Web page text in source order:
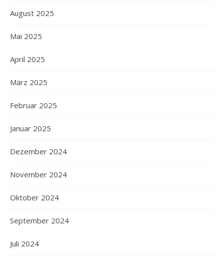
August 2025
Mai 2025
April 2025
März 2025
Februar 2025
Januar 2025
Dezember 2024
November 2024
Oktober 2024
September 2024
Juli 2024